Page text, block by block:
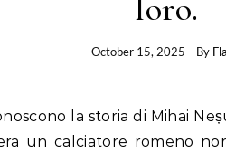
loro.
October 15, 2025 - By
la storia di Mihai
un calciatore romeno